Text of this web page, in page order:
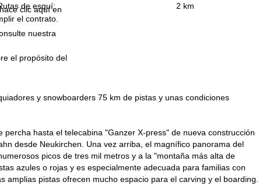
clic aquí en
el contrato.
nuestra
el propósito del
de esquí: 2 km
y snowboarders 75 km de pistas y unas condiciones
hasta el telecabina "Ganzer X-press" de nueva construcción
desde Neukirchen. Una vez arriba, el magnífico panorama del
picos de tres mil metros y a la "montaña más alta de
azules o rojas y es especialmente adecuada para familias con
pistas ofrecen mucho espacio para el carving y el boarding.